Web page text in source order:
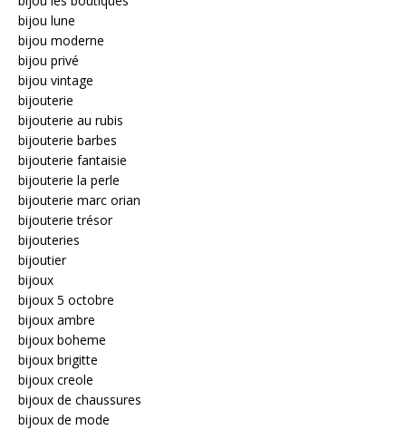
bijou lune
bijou moderne
bijou privé
bijou vintage
bijouterie
bijouterie au rubis
bijouterie barbes
bijouterie fantaisie
bijouterie la perle
bijouterie marc orian
bijouterie trésor
bijouteries
bijoutier
bijoux
bijoux 5 octobre
bijoux ambre
bijoux boheme
bijoux brigitte
bijoux creole
bijoux de chaussures
bijoux de mode